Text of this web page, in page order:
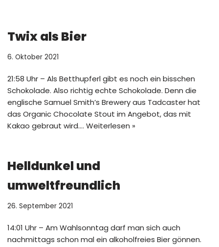
Twix als Bier
6. Oktober 2021
21:58 Uhr – Als Betthupferl gibt es noch ein bisschen
Schokolade. Also richtig echte Schokolade. Denn die
englische Samuel Smith’s Brewery aus Tadcaster hat
das Organic Chocolate Stout im Angebot, das mit
Kakao gebraut wird.… Weiterlesen »
Helldunkel und
umweltfreundlich
26. September 2021
14:01 Uhr – Am Wahlsonntag darf man sich auch
nachmittags schon mal ein alkoholfreies Bier gönnen.